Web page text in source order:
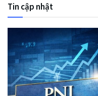
Tin cập nhật